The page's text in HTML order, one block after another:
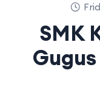
SMK